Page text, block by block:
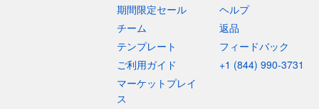
期間限定セール
チーム
テンプレート
ご利用ガイド
マーケットプレイ
ス
ヘルプ
返品
フィードバック
+1 (844) 990-3731